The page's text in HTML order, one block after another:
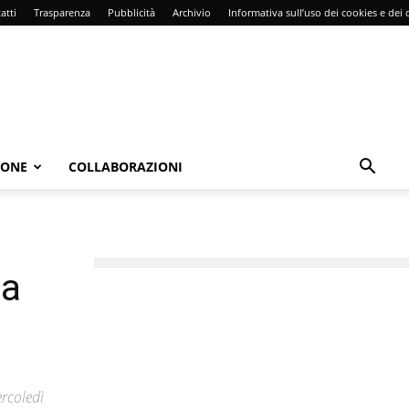
Trasparenza Pubblicità Archivio Informativa sull’uso dei cookies e dei
COLLABORAZIONI